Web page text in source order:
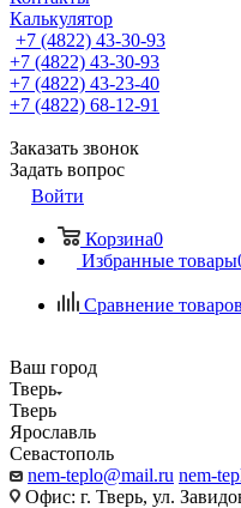
Калькулятор
+7 (4822) 43-30-93
+7 (4822) 43-30-93
+7 (4822) 43-23-40
+7 (4822) 68-12-91
Заказать звонок
Задать вопрос
Войти
Корзина0
Избранные товары
Сравнение товаров
Ваш город
Тверь
Тверь
Ярославль
Севастополь
nem-teplo@mail.ru nem-
Офис: г. Тверь, ул.